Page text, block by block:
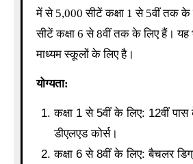
में से 5,000 सीटें कक्षा 1 से 5वीं तक
सीटें कक्षा 6 से 8वीं तक के लिए हैं। यह
माध्यम स्कूलों के लिए है।
योग्यता:
कक्षा 1 से 5वीं के लिए: 12वीं
डीएलएड कोर्स।
कक्षा 6 से 8वीं के लिए: बैचलर